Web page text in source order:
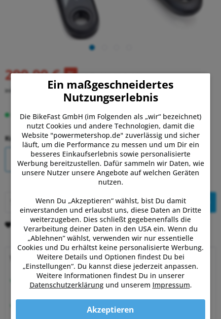
299,99 €
inkl. MwSt. zzgl. Versandkosten
Auf Lager.Lieferung Mo, 10.08. - Mi, 12.08.
Kurbellänge:
170mm 175mm
In denWarenkorb
Merken Bewerten
Warum Powermetershop?
Beratung vom Experten
von Sportlern für Sportler
Hervorragende Kundenzufriedenheit
99,6% zufriedene Kunden bei Shopauskunft.de
Ein maßgeschneidertes
Nutzungserlebnis
Die BikeFast GmbH (im Folgenden als „wir“ bezeichnet)
nutzt Cookies und andere Technologien, damit die
Website "powermetershop.de" zuverlässig und sicher
läuft, um die Performance zu messen und um Dir ein
besseres Einkaufserlebnis sowie personalisierte
Werbung bereitzustellen. Dafür sammeln wir Daten, wie
unsere Nutzer unsere Angebote auf welchen Geräten
nutzen.
Wenn Du „Akzeptieren“ wählst, bist Du damit
einverstanden und erlaubst uns, diese Daten an Dritte
weiterzugeben. Dies schließt gegebenenfalls die
Verarbeitung deiner Daten in den USA ein. Wenn du
„Ablehnen” wählst, verwenden wir nur essentielle
Cookies und Du erhältst keine personalisierte Werbung.
Weitere Details und Optionen findest Du bei
„Einstellungen“. Du kannst diese jederzeit anpassen.
Weitere Informationen findest Du in unserer
Datenschutzerklärungund unserem Impressum.
Akzeptieren